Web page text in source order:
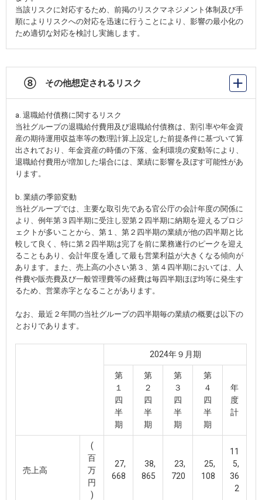
当該リスクに対応するため、前掲のリスクマネジメント体制及び手
順によりリスクへの対応を迅速に行うことにより、影響の最小化の
ため適切な対応を検討し実施します。
⑧ その他想定されるリスク
a. 退職給付債務に関するリスク
当社グループの退職給付費用及び退職給付債務は、割引率や年金資
産の期待運用収益率等の数理計算上設定した前提条件に基づいて算
出されており、年金資産の時価の下落、金利環境の変動等により、
退職給付費用が増加した場合には、業績に影響を及ぼす可能性があ
ります。
b. 業績の季節変動
当社グループでは、主要な取引先である官公庁の会計年度の関係に
より、例年第３四半期に受注し翌第２四半期に納期を迎えるプロジ
ェクトが多いことから、第１、第２四半期の業績が他の四半期と比
較して良く、特に第２四半期は完了を前に業務遂行のピークを迎え
ることもあり、会計年度を通して最も営業利益が大きくなる傾向が
あります。また、売上高の小さい第３、第４四半期においては、人
件費や販売費及び一般管理費等の経費は毎四半期ほぼ均等に発生す
るため、営業赤字となることがあります。
なお、最近２年間の当社グループの四半期毎の業績の概要は以下の
とおりであります。
2024年９月期
第
１
四
半
期
第
２
四
半
期
第
３
四
半
期
第
４
四
半
期
年
度
計
売上高
(
百
万
円
)
27,
668
38,
865
23,
720
25,
108
11
5,
36
2